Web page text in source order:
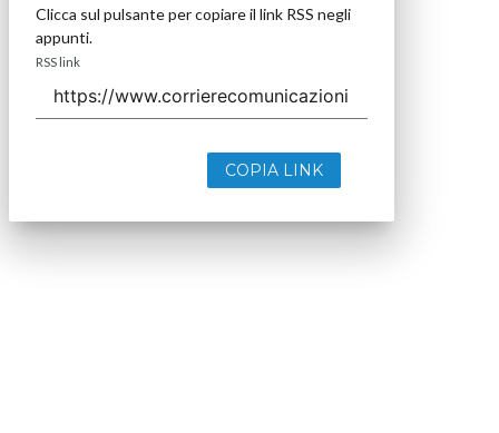
Clicca sul pulsante per copiare il link RSS negli
appunti.
RSS link
COPIA LINK